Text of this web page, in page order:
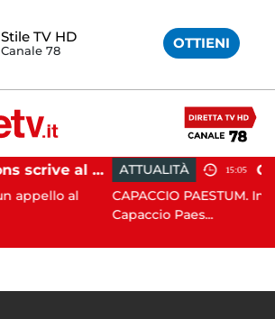
Stile TV HD
Canale 78 OTTIENI
Paestum, Codacons scrive al ministro Giuli: "Rilanciare scavi dell'Anfiteatro nell'area archeologica" ATTUALITÀ 15:05
CAPACCIO PAESTUM. Incisiva azione
Capaccio Paes...